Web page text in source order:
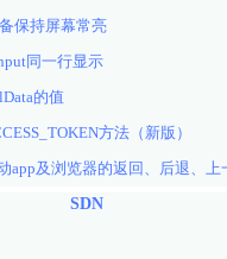
保持屏幕常亮
同一行显示
的值
方法（新版）
SDN